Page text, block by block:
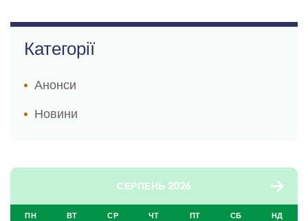
Категорії
Анонси
Новини
СЕРПЕНЬ 2026
ПН ВТ СР ЧТ ПТ СБ НД